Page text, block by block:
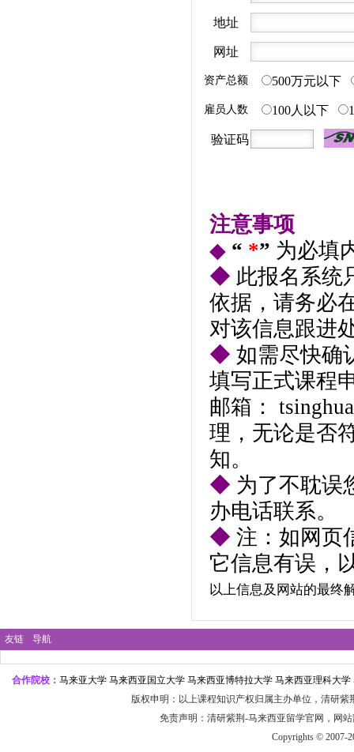
地址
网址
资产总额 500万元以下
雇员人数 100人以下
验证码
注意事项
◆ “ *” 为必填
◆ 此报名系统
依据，请务必
对该信息跟进
◆ 如需尽快确
填写正式课程
邮箱：
理，无论是否
知。
◆ 为了不耽误
办电话联系。
◆ 注：如网页
它信息有误，
以上信息及网站的最终
友链 导航
合作院校： 马来亚大学 马来西亚国立大学 马来西亚博特拉大学 马来西亚理科大
版权申明：以上课程知识产权归属主办单位， 清研紫
免责声明： 清研紫荆-马来西亚留学官 网，网站
Copyrights © 2007-